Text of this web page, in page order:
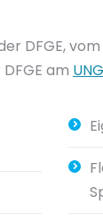
DFGE, vom
am